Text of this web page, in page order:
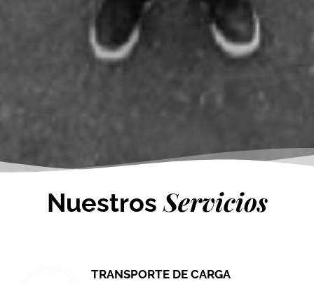
NuestrosServicios
TRANSPORTE DE CARGA